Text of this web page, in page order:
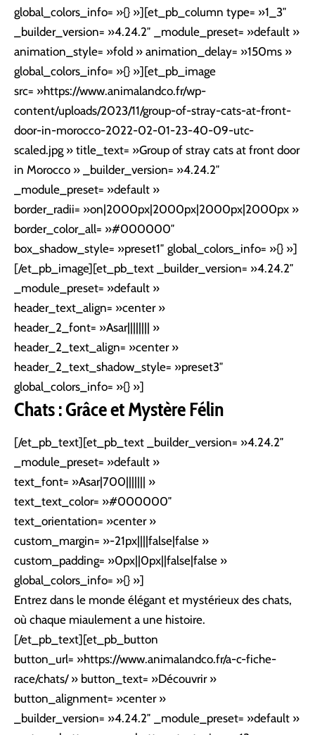
global_colors_info= »{} »][et_pb_column type= »1_3″
_builder_version= »4.24.2″ _module_preset= »default »
animation_style= »fold » animation_delay= »150ms »
global_colors_info= »{} »][et_pb_image
src= »https://www.animalandco.fr/wp-
content/uploads/2023/11/group-of-stray-cats-at-front-
door-in-morocco-2022-02-01-23-40-09-utc-
scaled.jpg » title_text= »Group of stray cats at front door
in Morocco » _builder_version= »4.24.2″
_module_preset= »default »
border_radii= »on|2000px|2000px|2000px|2000px »
border_color_all= »#000000″
box_shadow_style= »preset1″ global_colors_info= »{} »]
[/et_pb_image][et_pb_text _builder_version= »4.24.2″
_module_preset= »default »
header_text_align= »center »
header_2_font= »Asar|||||||| »
header_2_text_align= »center »
header_2_text_shadow_style= »preset3″
global_colors_info= »{} »]
Chats : Grâce et Mystère Félin
[/et_pb_text][et_pb_text _builder_version= »4.24.2″
_module_preset= »default »
text_font= »Asar|700||||||| »
text_text_color= »#000000″
text_orientation= »center »
custom_margin= »-21px||||false|false »
custom_padding= »0px||0px||false|false »
global_colors_info= »{} »]
Entrez dans le monde élégant et mystérieux des chats,
où chaque miaulement a une histoire.
[/et_pb_text][et_pb_button
button_url= »https://www.animalandco.fr/a-c-fiche-
race/chats/ » button_text= »Découvrir »
button_alignment= »center »
_builder_version= »4.24.2″ _module_preset= »default »